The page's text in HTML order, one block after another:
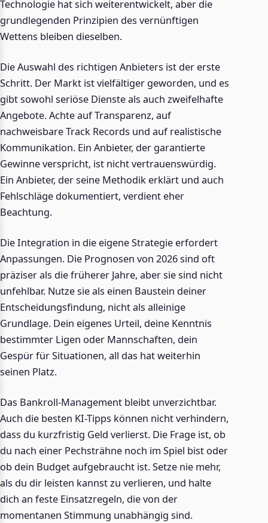
Technologie hat sich weiterentwickelt, aber die
grundlegenden Prinzipien des vernünftigen
Wettens bleiben dieselben.
Die Auswahl des richtigen Anbieters ist der erste
Schritt. Der Markt ist vielfältiger geworden, und es
gibt sowohl seriöse Dienste als auch zweifelhafte
Angebote. Achte auf Transparenz, auf
nachweisbare Track Records und auf realistische
Kommunikation. Ein Anbieter, der garantierte
Gewinne verspricht, ist nicht vertrauenswürdig.
Ein Anbieter, der seine Methodik erklärt und auch
Fehlschläge dokumentiert, verdient eher
Beachtung.
Die Integration in die eigene Strategie erfordert
Anpassungen. Die Prognosen von 2026 sind oft
präziser als die früherer Jahre, aber sie sind nicht
unfehlbar. Nutze sie als einen Baustein deiner
Entscheidungsfindung, nicht als alleinige
Grundlage. Dein eigenes Urteil, deine Kenntnis
bestimmter Ligen oder Mannschaften, dein
Gespür für Situationen, all das hat weiterhin
seinen Platz.
Das Bankroll-Management bleibt unverzichtbar.
Auch die besten KI-Tipps können nicht verhindern,
dass du kurzfristig Geld verlierst. Die Frage ist, ob
du nach einer Pechsträhne noch im Spiel bist oder
ob dein Budget aufgebraucht ist. Setze nie mehr,
als du dir leisten kannst zu verlieren, und halte
dich an feste Einsatzregeln, die von der
momentanen Stimmung unabhängig sind.